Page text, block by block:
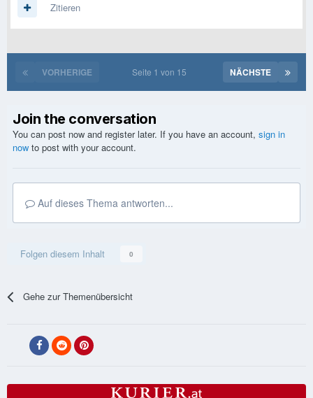
Zitieren
VORHERIGE NÄCHSTE
Seite 1 von 15
Join the conversation
You can post now and register later. If you have an account, sign in
now to post with your account.
Auf dieses Thema antworten...
Folgen diesem Inhalt 0
Gehe zur Themenübersicht